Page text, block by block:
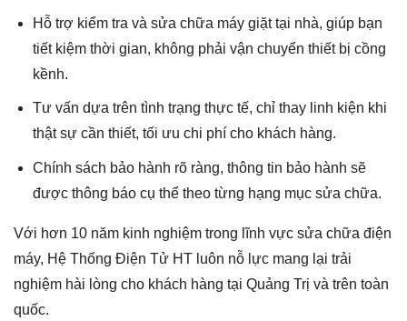
Hỗ trợ kiểm tra và sửa chữa máy giặt tại nhà, giúp bạn
tiết kiệm thời gian, không phải vận chuyển thiết bị cồng
kềnh.
Tư vấn dựa trên tình trạng thực tế, chỉ thay linh kiện khi
thật sự cần thiết, tối ưu chi phí cho khách hàng.
Chính sách bảo hành rõ ràng, thông tin bảo hành sẽ
được thông báo cụ thể theo từng hạng mục sửa chữa.
Với hơn 10 năm kinh nghiệm trong lĩnh vực sửa chữa điện
máy, Hệ Thống Điện Tử HT luôn nỗ lực mang lại trải
nghiệm hài lòng cho khách hàng tại Quảng Trị và trên toàn
quốc.